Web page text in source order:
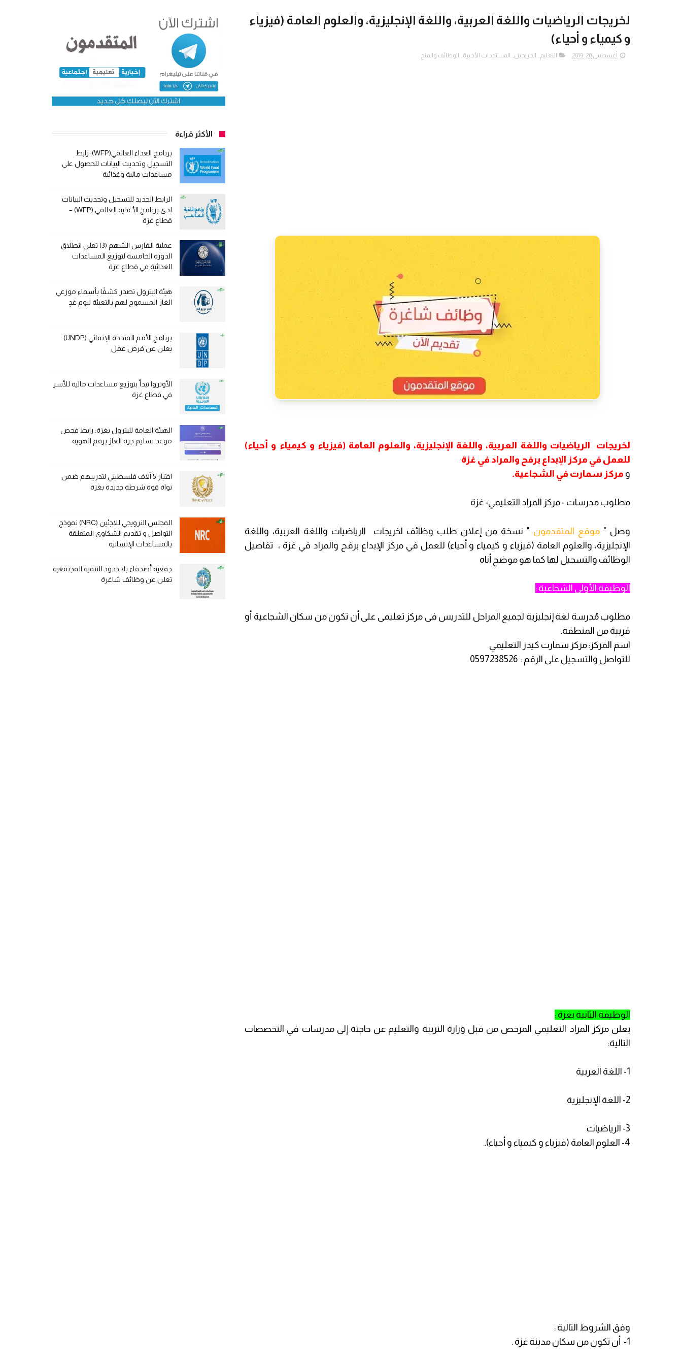
لخريجات الرياضيات واللغة العربية، واللغة الإنجليزية، والعلوم العامة (فيزياء
و كيمياء و أحياء)
أغسطس 20, 2019 التعليم, الخريجين, المستجدات الأخيرة, الوظائف والمنح
لخريجات الرياضيات واللغة العربية، واللغة الإنجليزية، والعلوم العامة (فيزياء و كيمياء و أحياء)
للعمل في مركز الإبداع برفح والمراد في غزة
و مركز سمارت في الشجاعية.
مطلوب مدرسات - مركز المراد التعليمي- غزة
وصل "موقع المتقدمون " نسخة من إعلان طلب وظائف لخريجات الرياضيات واللغة العربية، واللغة
الإنجليزية، والعلوم العامة (فيزياء و كيمياء و أحياء) للعمل في مركز الإبداع برفح والمراد في غزة ، تفاصيل
الوظائف والتسجيل لها كما هو موضح أناه
الوظيفة الأولى الشجاعية :
مطلوب مُدرسة لغة إنجليزية لجميع المراحل للتدريس فى مركز تعليمى على أن تكون من سكان الشجاعية أو
قريبة من المنطقة.
اسم المركز: مركز سمارت كيدز التعليمي
للتواصل والتسجيل على الرقم : 0597238526
الوظيفة الثانية بغزة :
يعلن مركز المراد التعليمي المرخص من قبل وزارة التربية والتعليم عن حاجته إلى مدرسات في التخصصات
التالية:
1- اللغة العربية
2- اللغة الإنجليزية
3- الرياضيات
4- العلوم العامة (فيزياء و كيمياء و أحياء)..
وفق الشروط التالية :
1- أن تكون من سكان مدينة غزة .
الأكثر قراءة
برنامج الغذاء العالمي(WFP): رابط
التسجيل وتحديث البيانات للحصول على
مساعدات مالية وغذائية
الرابط الجديد للتسجيل وتحديث البيانات
لدى برنامج الأغذية العالمي (WFP) –
قطاع غزة
عملية الفارس الشهم (3) تعلن انطلاق
الدورة الخامسة لتوزيع المساعدات
الغذائية في قطاع غزة
هيئة البترول تصدر كشفًا بأسماء موزعي
الغاز المسموح لهم بالتعبئة ليوم غدٍ
برنامج الأمم المتحدة الإنمائي (UNDP)
يعلن عن فرص عمل
الأونروا تبدأ بتوزيع مساعدات مالية للأسر
في قطاع غزة
الهيئة العامة للبترول بغزة: رابط فحص
موعد تسليم جرة الغاز برقم الهوية
اختيار 5 آلاف فلسطيني لتدريبهم ضمن
نواة قوة شرطة جديدة بغزة
المجلس النرويجي للاجئين (NRC) نموذج
التواصل و تقديم الشكاوى المتعلقة
بالمساعدات الإنسانية
جمعية أصدقاء بلا حدود للتنمية المجتمعية
تعلن عن وظائف شاغرة